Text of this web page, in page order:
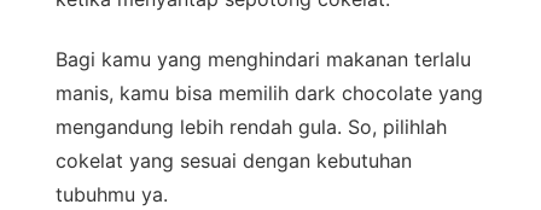
Bagi kamu yang menghindari makanan terlalu
manis, kamu bisa memilih dark chocolate yang
mengandung lebih rendah gula. So, pilihlah
cokelat yang sesuai dengan kebutuhan
tubuhmu ya.